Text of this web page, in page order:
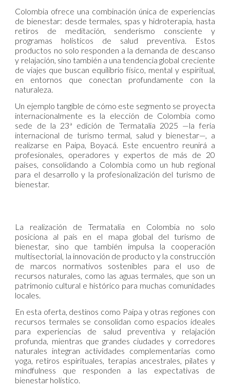
Colombia ofrece una combinación única de experiencias
de bienestar: desde termales, spas y hidroterapia, hasta
retiros de meditación, senderismo consciente y
programas holísticos de salud preventiva. Estos
productos no solo responden a la demanda de descanso
y relajación, sino también a una tendencia global creciente
de viajes que buscan equilibrio físico, mental y espiritual,
en entornos que conectan profundamente con la
naturaleza.
Un ejemplo tangible de cómo este segmento se proyecta
internacionalmente es la elección de Colombia como
sede de la 23ª edición de Termatalia 2025 —la feria
internacional de turismo termal, salud y bienestar—, a
realizarse en Paipa, Boyacá. Este encuentro reunirá a
profesionales, operadores y expertos de más de 20
países, consolidando a Colombia como un hub regional
para el desarrollo y la profesionalización del turismo de
bienestar.
La realización de Termatalia en Colombia no solo
posiciona al país en el mapa global del turismo de
bienestar, sino que también impulsa la cooperación
multisectorial, la innovación de producto y la construcción
de marcos normativos sostenibles para el uso de
recursos naturales, como las aguas termales, que son un
patrimonio cultural e histórico para muchas comunidades
locales.
En esta oferta, destinos como Paipa y otras regiones con
recursos termales se consolidan como espacios ideales
para experiencias de salud preventiva y relajación
profunda, mientras que grandes ciudades y corredores
naturales integran actividades complementarias como
yoga, retiros espirituales, terapias ancestrales, pilates y
mindfulness que responden a las expectativas de
bienestar holístico.